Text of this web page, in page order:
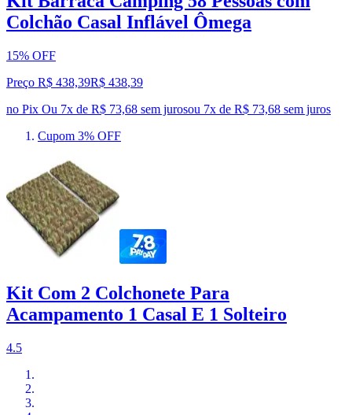
Colchão Casal Inflável Ômega
15% OFF
Preço R$ 438,39R$ 438,39
no Pix Ou 7x de R$ 73,68 sem jurosou 7x de R$ 73,68 sem juros
Cupom 3% OFF
Kit Com 2 Colchonete Para
Acampamento 1 Casal E 1 Solteiro
4.5